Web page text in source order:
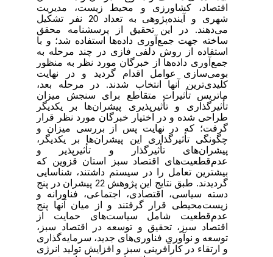
اقتصاد، کشاورزی و محیط زیست، مدیریت
شهری و آینده‌پژوهی به تعداد 20 نفر تشکیل
می‌دهند. در این تحقیق از پرسشنامه محقق
ساخته جهت جمع‌آوری داده‌ها استفاده شد؛ و با
استفاده از روش دلفی فازی در چند مرحله به
جمع‌آوری داده‌ها از خبرگان مورد نظر به منظور
بومی‌سازی عوامل اقدام گردید و در نهایت
کلیدی‌ترین آنها انتخاب شدند. در مرحله بعد،
ماتریس تأثیرات متقاطع برای سنجش میزان
تأثیرگذاری و تأثیرپذیری پیشران‌ها بر یکدیگر
طراحی شده و در اختیار خبرگان مورد نظر قرار
گرفت؛ که در نهایت پس از بررسی میزان و
چگونگی تأثیرگذاری این پیشران‌ها بر یکدیگر،
پیشران‌های تأثیرگذار و تأثیرپذیر و
عدم‌قطعیت‌های اقتصاد سبز استان قزوین که
بیشترین تعامل را در سیستم داشتند، شناسایی
گردیدند. طبق نتایج این پژوهش 22 پیشران در پنج
دسته سیاسی، اقتصادی، اجتماعی، فناورانه و
زیست‌محیطی قرار گرفتند و از میان آنها پنج
عدم‌قطعیت شامل سیاست‌های حمایت از
اقتصاد سبز، تحقیق و توسعه در اقتصاد سبز،
توسعه و نوآوری فناوری‌های جدید، سرمایه‌گذاری
و ارتقاء در کارآفرینی سبز و افزایش تولید انرژی